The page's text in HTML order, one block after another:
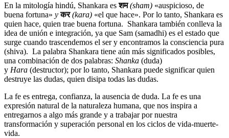
En la mitología hindú, Shankara esशम (sham) «auspicioso, de
buena fortuna» yकर (kara) «el que hace». Por lo tanto, Shankara es
quien hace, quien trae buena fortuna. Shankara también conlleva la
idea de unión e integración, ya que Sam (samadhi) es el estado que
surge cuando trascendemos el ser y encontramos la consciencia pura
(shiva). La palabra Shankara tiene aún más significados posibles,
una combinación de dos palabras: Shanka (duda)
y Hara (destructor); por lo tanto, Shankara puede significar quien
destruye las dudas, quien disipa todas las dudas.
La fe es entrega, confianza, la ausencia de duda. La fe es una
expresión natural de la naturaleza humana, que nos inspira a
entregarnos a algo más grande y a trabajar por nuestra
transformación y superación personal en los ciclos de vida-muerte-
vida.